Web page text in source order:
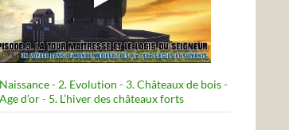
- 2. Evolution - 3. Châteaux de bois-
d’or- 5. L’hiver des châteaux forts